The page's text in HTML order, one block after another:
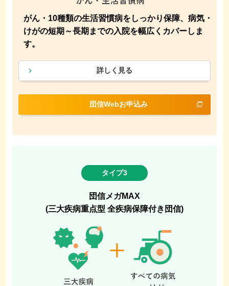
がん・10種類の生活習慣病をしっかり保障、病気・
けがの短期～長期までの入院を幅広くカバーしま
す。
詳しく見る
団信Webお申込み
タイプ3
団信メガMAX
(三大疾病重点型 全疾病保障付き団信)